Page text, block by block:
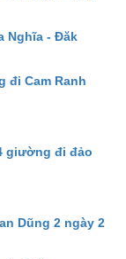
Nghĩa - Đăk
đi Cam Ranh
giường đi đảo
Dũng 2 ngày 2